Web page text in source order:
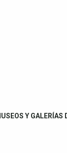
Y GALERÍAS